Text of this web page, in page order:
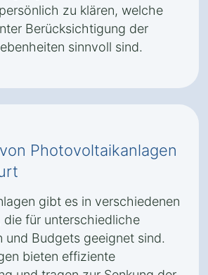
zu klären, welche
Berücksichtigung der
sinnvoll sind.
Photovoltaikanlagen
gibt es in verschiedenen
die für unterschiedliche
und Budgets geeignet sind.
bieten effiziente